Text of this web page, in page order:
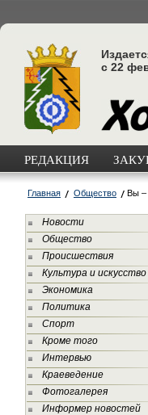
с 22
РЕДАКЦИЯ
Главная Общество Вы –
Новости
Общество
Происшествия
Культура и искусство
Экономика
Политика
Спорт
Кроме того
Интервью
Краеведение
Фотогалерея
Информер новостей